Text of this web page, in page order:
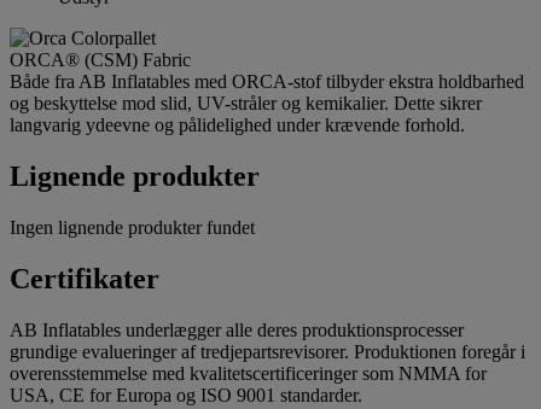
ORCA® (CSM) Fabric
Både fra AB Inflatables med ORCA-stof tilbyder ekstra holdbarhed
og beskyttelse mod slid, UV-stråler og kemikalier. Dette sikrer
langvarig ydeevne og pålidelighed under krævende forhold.
Lignende produkter
Ingen lignende produkter fundet
Certifikater
AB Inflatables underlægger alle deres produktionsprocesser
grundige evalueringer af tredjepartsrevisorer. Produktionen foregår i
overensstemmelse med kvalitetscertificeringer som NMMA for
USA, CE for Europa og ISO 9001 standarder.